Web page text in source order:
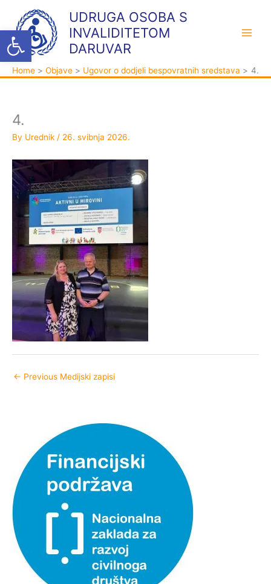
Open toolbar
content
UDRUGA OSOBA S
INVALIDITETOM
DARUVAR
Home Objave Ugovor o dodjeli bespovratnih sredstava 4.
4.
By Urednik / 26. svibnja 2026.
← Previous Medijski zapisi
t
e
g
i
j
h
i
v